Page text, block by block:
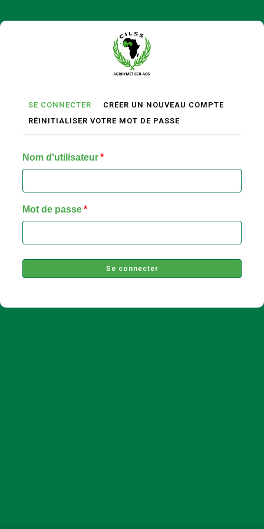
au
Onglets
Principaux
SE CONNECTER (ONGLET
ACTIF)
CRÉER UN NOUVEAU COMPTE
RÉINITIALISER VOTRE MOT DE PASSE
Nom d'utilisateur
Mot de passe